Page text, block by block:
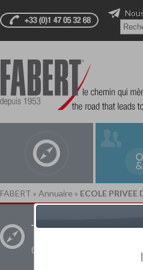
FABERT » Annuaire » ECOLE PRIVEE
Trouver un
établissement